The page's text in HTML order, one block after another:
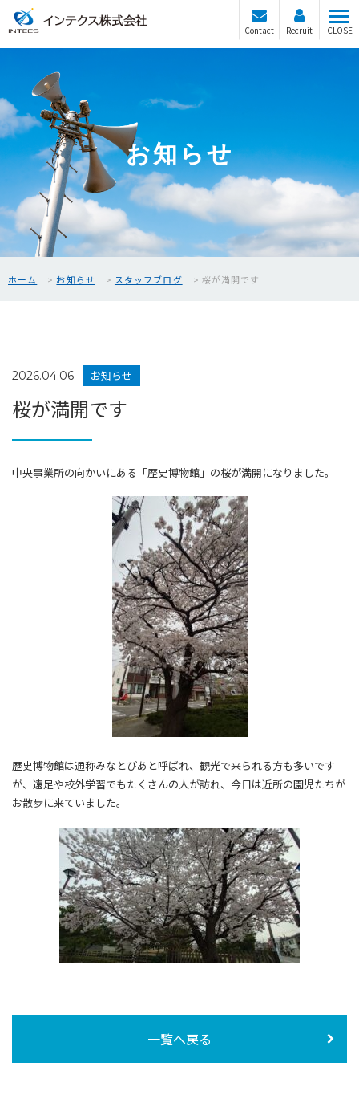
Contact Recruit CLOSE
お知らせ
ホーム お知らせ スタッフブログ 桜が満開です
2026.04.06 お知らせ
桜が満開です
中央事業所の向かいにある「歴史博物館」の桜が満開になりました。
歴史博物館は通称みなとぴあと呼ばれ、観光で来られる方も多いです
が、遠足や校外学習でもたくさんの人が訪れ、今日は近所の園児たちが
お散歩に来ていました。
一覧へ戻る